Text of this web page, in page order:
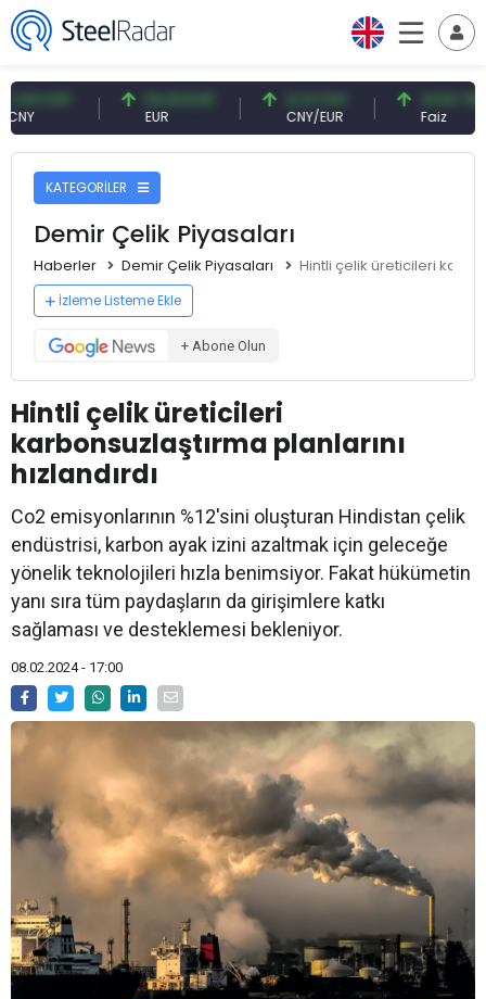
54,93 EUR 0,13 CNY
CNY/EUR
41,54 TRY
KATEGORİLER
Demir Çelik Piyasaları
Haberler Demir Çelik Piyasaları Hintli çelik üreticileri
İzleme Listeme Ekle
+ Abone Olun
Hintli çelik üreticileri
karbonsuzlaştırma planlarını
hızlandırdı
Co2 emisyonlarının %12'sini oluşturan Hindistan çelik
endüstrisi, karbon ayak izini azaltmak için geleceğe
yönelik teknolojileri hızla benimsiyor. Fakat hükümetin
yanı sıra tüm paydaşların da girişimlere katkı
sağlaması ve desteklemesi bekleniyor.
08.02.2024 - 17:00